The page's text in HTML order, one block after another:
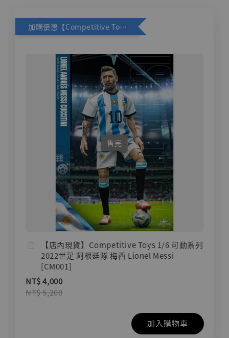
加購優惠【Competitive Toys 梅西 [CM001]】
售完
【店內現貨】Competitive Toys 1/6 可動系列
2022世足 阿根廷隊 梅西 Lionel Messi
[CM001]
NT$ 4,000
NT$ 5,200
加入購物車